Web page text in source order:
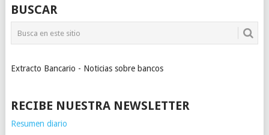
BUSCAR
Extracto Bancario - Noticias sobre bancos
RECIBE NUESTRA NEWSLETTER
Resumen diario